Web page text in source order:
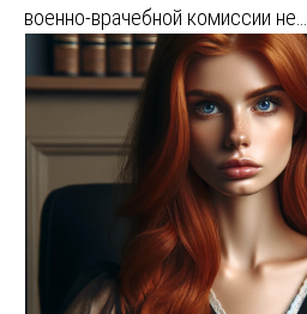
военно-врачебной комиссии не…